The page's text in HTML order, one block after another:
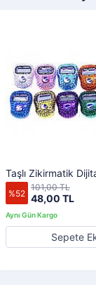
Taşlı Zikirmatik
%52 48,00 TL
101,00 TL
Sepete